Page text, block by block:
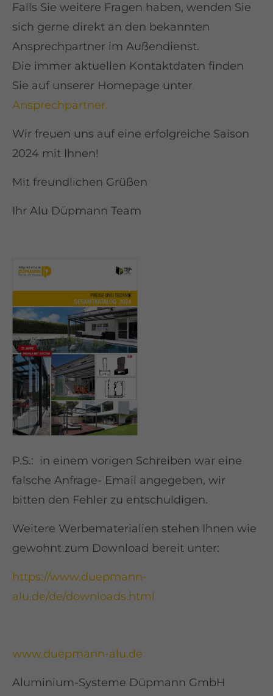
Falls Sie weitere Fragen haben, wenden Sie
sich gerne direkt an den bekannten
Ansprechpartner im Außendienst.
Die immer aktuellen Kontaktdaten finden
Sie auf unserer Homepage unter
Ansprechpartner.
Wir freuen uns auf eine erfolgreiche Saison
2024 mit Ihnen!
Mit freundlichen Grüßen
Ihr Alu Düpmann Team
P.S.: in einem vorigen Schreiben war eine
falsche Anfrage- Email angegeben, wir
bitten den Fehler zu entschuldigen.
Weitere Werbematerialien stehen Ihnen wie
gewohnt zum Download bereit unter:
https://www.duepmann-
alu.de/de/downloads.html
www.duepmann-alu.de
Aluminium-Systeme Düpmann GmbH